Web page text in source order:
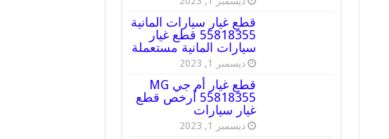
قطع غيار سيارات المانية
55818355 قطع غيار
سيارات المانية مستعملة
ديسمبر 1, 2023
قطع غيار أم جي MG
55818355 أرخص قطع
غيار سيارات
ديسمبر 1, 2023